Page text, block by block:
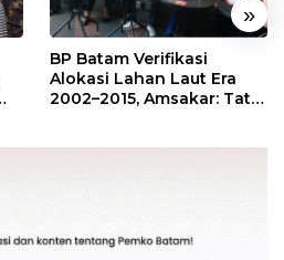
»
BP Batam Verifikasi
Alokasi Lahan Laut Era
2002–2015, Amsakar: Tata